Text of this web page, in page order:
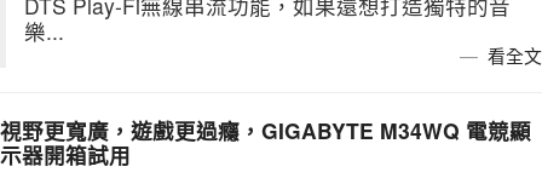
樂...
看全文
視野更寬廣，遊戲更過癮，GIGABYTE M34WQ 電競顯
示器開箱試用